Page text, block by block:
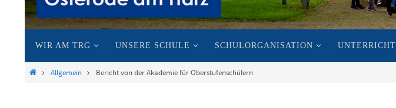
Inhalt
WIR AM TRG UNSERE SCHULE SCHULORGANISATION UNTERRICHT
StartAllgemein Bericht von der Akademie für Oberstufenschülern